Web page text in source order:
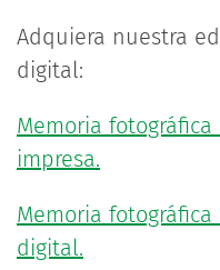
Adquiera nuestra
digital:
Memoria
impresa.
Memoria
digital.